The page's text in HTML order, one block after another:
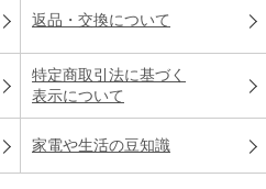
返品・交換について
特定商取引法に基づく
表示について
家電や生活の豆知識